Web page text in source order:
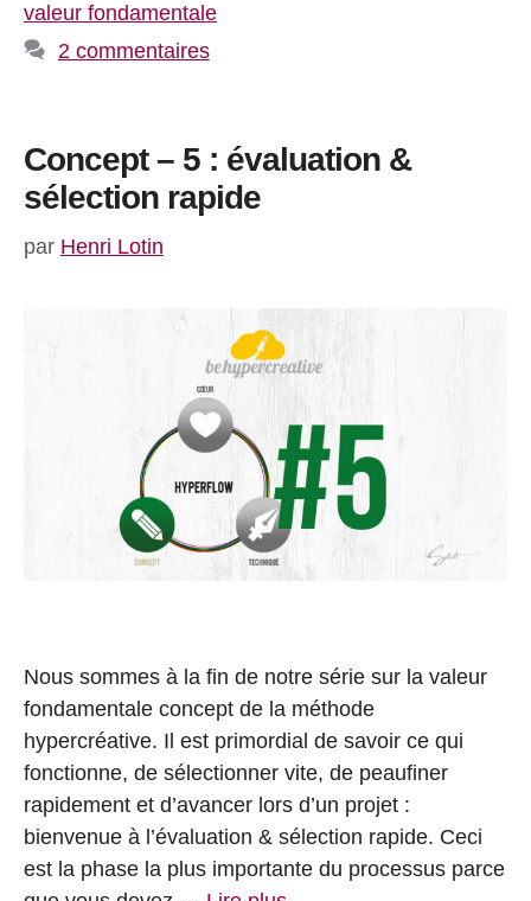
valeur fondamentale
2 commentaires
Concept – 5 : évaluation &
sélection rapide
par Henri Lotin
Nous sommes à la fin de notre série sur la valeur
fondamentale concept de la méthode
hypercréative. Il est primordial de savoir ce qui
fonctionne, de sélectionner vite, de peaufiner
rapidement et d’avancer lors d’un projet :
bienvenue à l’évaluation & sélection rapide. Ceci
est la phase la plus importante du processus parce